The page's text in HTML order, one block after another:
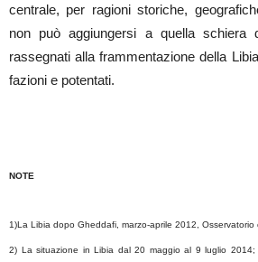
centrale, per ragioni storiche,
non può aggiungersi a quella schiera
rassegnati alla frammentazione della
fazioni e potentati.
NOTE
1)La Libia dopo Gheddafi, marzo-aprile 2012, Osservatorio
2) La situazione in Libia dal 20 maggio al 9 luglio 2014;